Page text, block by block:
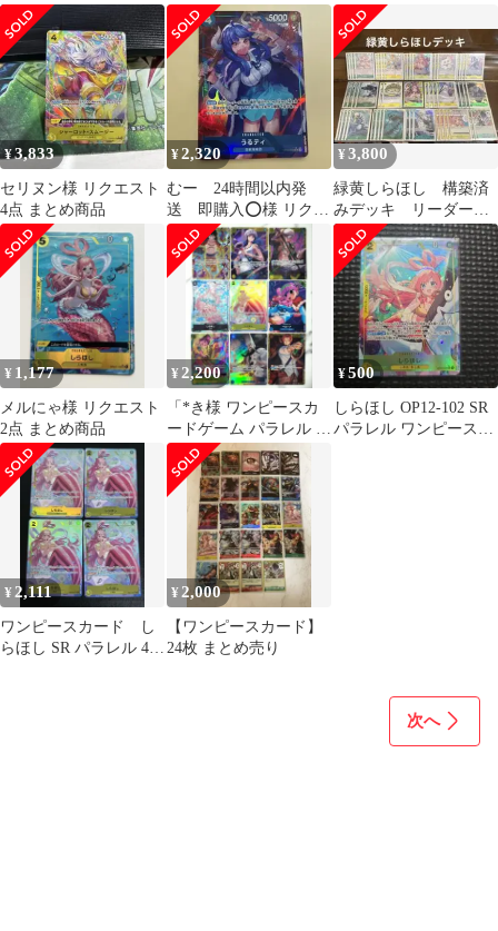
ラレルsec SR.などま
¥3,833
セリヌン様 リクエスト
4点 まとめ商品
¥2,320
むー 24時間以内発
送 即購入⭕️様 リクエ
スト 9点 まとめ商品
¥3,800
緑黄しらほし 構築済
みデッキ リーダー
（パラレル）＋カード
50枚
¥ 1,177
メルにゃ様 リクエスト
2点 まとめ商品
¥ 2,200
「*き様 ワンピースカ
ードゲーム パラレル シ
ークレット9枚セット
¥500
しらほし OP12-102 SR
パラレル ワンピースカ
¥2,111
ワンピースカード し
らほし SR パラレル 4枚
¥2,000
【ワンピースカード】
24枚 まとめ売り
次へ